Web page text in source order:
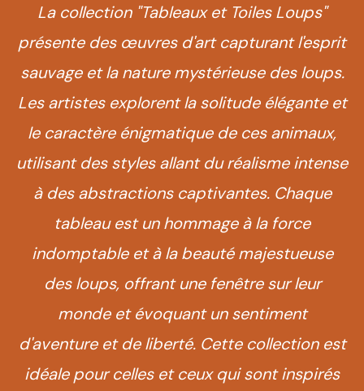
La collection "Tableaux et Toiles Loups"
présente des œuvres d'art capturant l'esprit
sauvage et la nature mystérieuse des loups.
Les artistes explorent la solitude élégante et
le caractère énigmatique de ces animaux,
utilisant des styles allant du réalisme intense
à des abstractions captivantes. Chaque
tableau est un hommage à la force
indomptable et à la beauté majestueuse
des loups, offrant une fenêtre sur leur
monde et évoquant un sentiment
d'aventure et de liberté. Cette collection est
idéale pour celles et ceux qui sont inspirés